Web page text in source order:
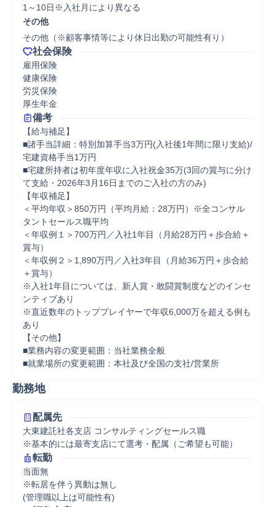
1～10日※入社月により異なる
その他
その他（※顧客事情等により休日出勤の可能性有り）
社会保険
雇用保険
健康保険
労災保険
厚生年金
備考
【給与補足】
■諸手当詳細：特別加算手当3万円(入社後1年間に限り支給)/
宅建資格手当1万円
■宅建所持者は初年度年収に入社祝金35万(3回の賞与に分け
て支給・2026年3月16日までのご入社の方のみ)
【年収補足】
＜平均年収＞850万円（平均月給：28万円）※全コンサル
タントセールス職平均
＜年収例１＞700万円／入社1年目（月給28万円＋歩合給＋
賞与）
＜年収例２＞1,890万円／入社3年目（月給36万円＋歩合給
＋賞与）
※入社1年目については、新人賞・敢闘賞制度などのインセ
ンティブあり
※直近数年のトッププレイヤーで年収6,000万を超える例も
あり
【その他】
■業務内容の変更範囲：当社業務全般
■就業場所の変更範囲：本社及び全国の支社/営業所
勤務地
配属先
大東建託社各支店 コンサルティングセールス職
※基本的には最寄支店にて選考・配属（ご希望も可能）
転勤
当面無
※転居を伴う異動は無し
(管理職以上は可能性有)